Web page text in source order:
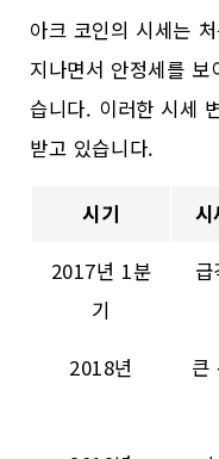
아크 코인의 시세는
지나면서 안정세를
습니다. 이러한 시세
받고 있습니다.
시기 시
2017년 1분
기
2018년
큰